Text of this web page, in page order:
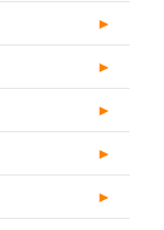
►
►
►
►
►